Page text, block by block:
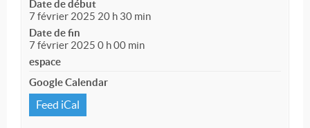
Date de début
7 février 2025 20 h 30 min
Date de fin
7 février 2025 0 h 00 min
espace
Google Calendar
Feed iCal